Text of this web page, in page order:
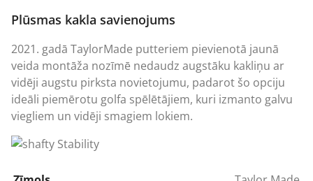
Plūsmas kakla savienojums
2021. gadā TaylorMade putteriem pievienotā jaunā
veida montāža nozīmē nedaudz augstāku kakliņu ar
vidēji augstu pirksta novietojumu, padarot šo opciju
ideāli piemērotu golfa spēlētājiem, kuri izmanto galvu
viegliem un vidēji smagiem lokiem.